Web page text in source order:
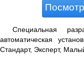
Специальная
автоматическая
Стандарт, Эксперт,